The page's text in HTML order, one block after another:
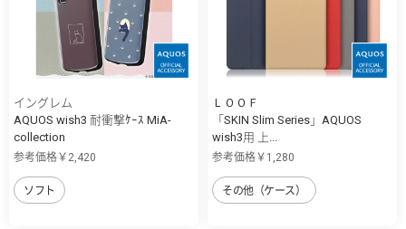
イングレム
AQUOS wish3 耐衝撃ｹｰｽ MiA-
collection
参考価格￥2,420
ソフト
ＬＯＯＦ
「SKIN Slim Series」AQUOS
wish3用 上...
参考価格￥1,280
その他（ケース）